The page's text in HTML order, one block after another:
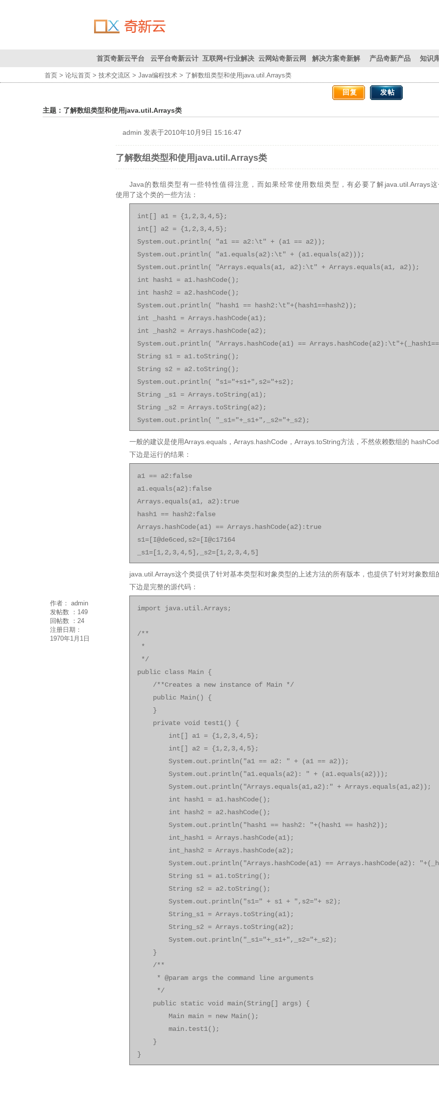
首页奇新云平台
首页
云平台奇新云计
算平台
互联网+行业解决
方案
云网站奇新云网
站
解决方案奇新解 产品奇新产品 知识
联系我们为您创
首页 > 论坛首页 > 技术交流区 > Java编程技术 > 了解数组类型和使用java.util.Arrays类
回复 发帖
主题：了解数组类型和使用java.util.Arrays类
作者： admin
发帖数 ： 149
回帖数 ： 24
注册日期：
1970年1月1日
admin 发表于2010年10月9日 15:16:47
了解数组类型和使用java.util.Arrays类
Java的数组类型有一些特性值得注意，而如果经常使用数组类型，有必要了解java.util.Arrays
使用了这个类的一些方法：
int[] a1 = {1,2,3,4,5};
int[] a2 = {1,2,3,4,5};
System.out.println( "a1 == a2:\t" + (a1 == a2));
System.out.println( "a1.equals(a2):\t" + (a1.equals(a2)));
System.out.println( "Arrays.equals(a1, a2):\t" + Arrays.equals(a1, a2));
int hash1 = a1.hashCode();
int hash2 = a2.hashCode();
System.out.println( "hash1 == hash2:\t"+(hash1==hash2));
int _hash1 = Arrays.hashCode(a1);
int _hash2 = Arrays.hashCode(a2);
System.out.println( "Arrays.hashCode(a1) ==
String s1 = a1.toString();
String s2 = a2.toString();
System.out.println( "s1="+s1+",s2="+s2);
String _s1 = Arrays.toString(a1);
String _s2 = Arrays.toString(a2);
System.out.println( "_s1="+_s1+",_s2="+_s2);
一般的建议是使用Arrays.equals，Arrays.hashCode，Arrays.toString方法，不然依赖数组的
下边是运行的结果：
a1 == a2:false
a1.equals(a2):false
Arrays.equals(a1, a2):true
hash1 == hash2:false
Arrays.hashCode(a1) == Arrays.hashCode(a2):true
s1=[I@de6ced,s2=[I@c17164
_s1=[1,2,3,4,5],_s2=[1,2,3,4,5]
java.util.Arrays这个类提供了针对基本类型和对象类型的上述方法的所有版本，也提供了针对对象数组
下边是完整的源代码：
import java.util.Arrays;
/**
*
*/
public class Main {
/**Creates a new instance of Main */
public Main() {
}
private void test1() {
int[] a1 = {1,2,3,4,5};
int[] a2 = {1,2,3,4,5};
System.out.println("a1 == a2: " + (a1 == a2));
System.out.println("a1.equals(a2): " + (a1.equals(a2)));
System.out.println("Arrays.equals(a1,a2):" + Arrays.equals(a1,a2));
int hash1 = a1.hashCode();
int hash2 = a2.hashCode();
System.out.println("hash1 == hash2: "+(hash1 == hash2));
int_hash1 = Arrays.hashCode(a1);
int_hash2 = Arrays.hashCode(a2);
System.out.println("Arrays.hashCode(a1) == Arrays.hashCode(a2):
String s1 = a1.toString();
String s2 = a2.toString();
System.out.println("s1=" + s1 + ",s2="+ s2);
String_s1 = Arrays.toString(a1);
String_s2 = Arrays.toString(a2);
System.out.println("_s1="+_s1+",_s2="+_s2);
}
/**
* @param args the command line arguments
*/
public static void main(String[] args) {
Main main = new Main();
main.test1();
}
}